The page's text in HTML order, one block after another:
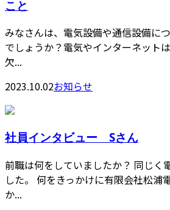
こと
みなさんは、電気設備や通信設備に
でしょうか？電気やインターネット
欠...
2023.10.02お知らせ
社員インタビュー Sさん
前職は何をしていましたか？ 同じく
した。 何をきっかけに有限会社松浦
か...